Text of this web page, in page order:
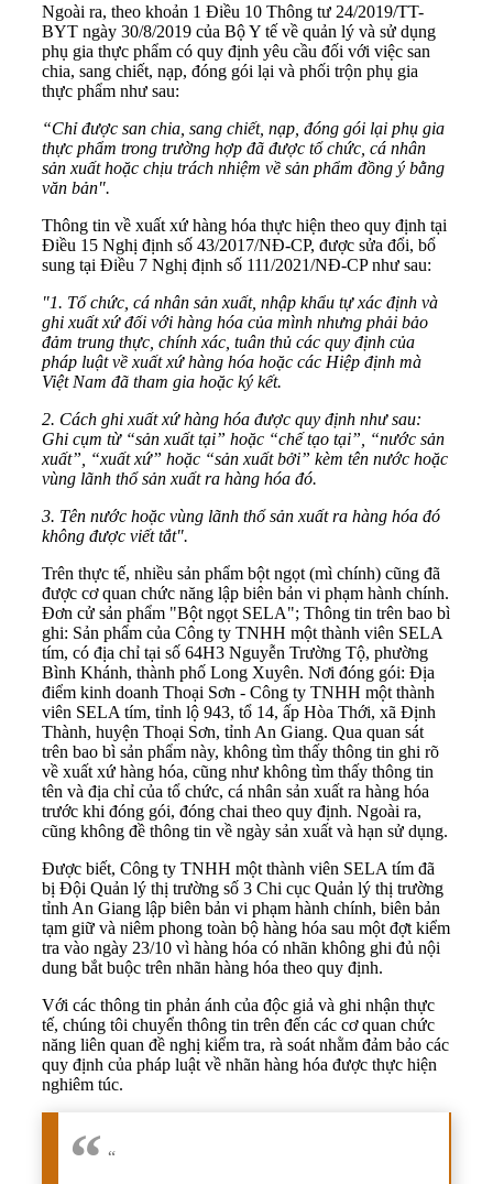
Ngoài ra, theo khoản 1 Điều 10 Thông tư 24/2019/TT-
BYT ngày 30/8/2019 của Bộ Y tế về quản lý và sử dụng
phụ gia thực phẩm có quy định yêu cầu đối với việc san
chia, sang chiết, nạp, đóng gói lại và phối trộn phụ gia
thực phẩm như sau:
“Chỉ được san chia, sang chiết, nạp, đóng gói lại phụ gia
thực phẩm trong trường hợp đã được tổ chức, cá nhân
sản xuất hoặc chịu trách nhiệm về sản phẩm đồng ý bằng
văn bản".
Thông tin về xuất xứ hàng hóa thực hiện theo quy định tại
Điều 15 Nghị định số 43/2017/NĐ-CP, được sửa đổi, bổ
sung tại Điều 7 Nghị định số 111/2021/NĐ-CP như sau:
"1. Tổ chức, cá nhân sản xuất, nhập khẩu tự xác định và
ghi xuất xứ đối với hàng hóa của mình nhưng phải bảo
đảm trung thực, chính xác, tuân thủ các quy định của
pháp luật về xuất xứ hàng hóa hoặc các Hiệp định mà
Việt Nam đã tham gia hoặc ký kết.
2. Cách ghi xuất xứ hàng hóa được quy định như sau:
Ghi cụm từ “sản xuất tại” hoặc “chế tạo tại”, “nước sản
xuất”, “xuất xứ” hoặc “sản xuất bởi” kèm tên nước hoặc
vùng lãnh thổ sản xuất ra hàng hóa đó.
3. Tên nước hoặc vùng lãnh thổ sản xuất ra hàng hóa đó
không được viết tắt".
Trên thực tế, nhiều sản phẩm bột ngọt (mì chính) cũng đã
được cơ quan chức năng lập biên bản vi phạm hành chính.
Đơn cử sản phẩm "Bột ngọt SELA"; Thông tin trên bao bì
ghi: Sản phẩm của Công ty TNHH một thành viên SELA
tím, có địa chỉ tại số 64H3 Nguyễn Trường Tộ, phường
Bình Khánh, thành phố Long Xuyên. Nơi đóng gói: Địa
điểm kinh doanh Thoại Sơn - Công ty TNHH một thành
viên SELA tím, tỉnh lộ 943, tổ 14, ấp Hòa Thới, xã Định
Thành, huyện Thoại Sơn, tỉnh An Giang. Qua quan sát
trên bao bì sản phẩm này, không tìm thấy thông tin ghi rõ
về xuất xứ hàng hóa, cũng như không tìm thấy thông tin
tên và địa chỉ của tổ chức, cá nhân sản xuất ra hàng hóa
trước khi đóng gói, đóng chai theo quy định. Ngoài ra,
cũng không đề thông tin về ngày sản xuất và hạn sử dụng.
Được biết, Công ty TNHH một thành viên SELA tím đã
bị Đội Quản lý thị trường số 3 Chi cục Quản lý thị trường
tỉnh An Giang lập biên bản vi phạm hành chính, biên bản
tạm giữ và niêm phong toàn bộ hàng hóa sau một đợt kiểm
tra vào ngày 23/10 vì hàng hóa có nhãn không ghi đủ nội
dung bắt buộc trên nhãn hàng hóa theo quy định.
Với các thông tin phản ánh của độc giả và ghi nhận thực
tế, chúng tôi chuyển thông tin trên đến các cơ quan chức
năng liên quan đề nghị kiểm tra, rà soát nhằm đảm bảo các
quy định của pháp luật về nhãn hàng hóa được thực hiện
nghiêm túc.
“